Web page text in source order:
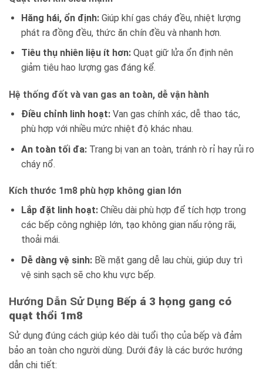
Hăng hái, ổn định:Giúp khí gas cháy đều, nhiệt lượng
phát ra đồng đều, thức ăn chín đều và nhanh hơn.
Tiêu thụ nhiên liệu ít hơn:Quạt giữ lửa ổn định nên
giảm tiêu hao lượng gas đáng kể.
Hệ thống đốt và van gas an toàn, dễ vận hành
Điều chỉnh linh hoạt:Van gas chính xác, dễ thao tác,
phù hợp với nhiều mức nhiệt độ khác nhau.
An toàn tối đa:Trang bị van an toàn, tránh rò rỉ hay rủi ro
cháy nổ.
Kích thước 1m8 phù hợp không gian lớn
Lắp đặt linh hoạt:Chiều dài phù hợp để tích hợp trong
các bếp công nghiệp lớn, tạo không gian nấu rộng rãi,
thoải mái.
Dễ dàng vệ sinh:Bề mặt gang dễ lau chùi, giúp duy trì
vệ sinh sạch sẽ cho khu vực bếp.
Hướng Dẫn Sử Dụng Bếp á 3 họng gang có
quạt thổi 1m8
Sử dụng đúng cách giúp kéo dài tuổi thọ của bếp và đảm
bảo an toàn cho người dùng. Dưới đây là các bước hướng
dẫn chi tiết: